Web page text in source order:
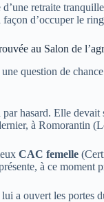
retraite
d’occuper le
au Salon de
question de
par hasard. Elle devait
à Romorantin
CAC femelle
à ce moment
lui a ouvert les